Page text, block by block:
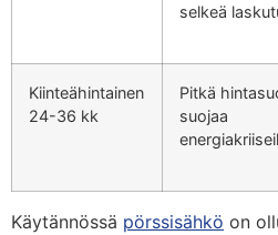
selkeä
Kiinteähintainen
24-36 kk
Pitkä
suojaa
Käytännössä pörssisähkö on